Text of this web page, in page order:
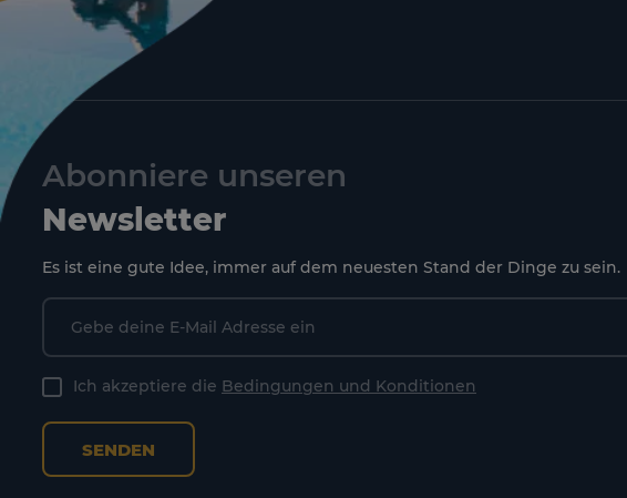
Abonniere unseren
Newsletter
Es ist eine gute Idee, immer auf dem neuesten Stand der Dinge zu sein.
Ich akzeptiere die Bedingungen und Konditionen
SENDEN